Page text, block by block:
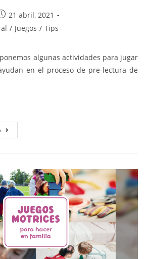
21 abril, 2021
/ Juegos / Tips
algunas actividades para jugar
en el proceso de pre-lectura de